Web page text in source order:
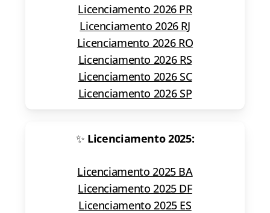
Licenciamento 2026 PR
Licenciamento 2026 RJ
Licenciamento 2026 RO
Licenciamento 2026 RS
Licenciamento 2026 SC
Licenciamento 2026 SP
✨ Licenciamento 2025:
Licenciamento 2025 BA
Licenciamento 2025 DF
Licenciamento 2025 ES